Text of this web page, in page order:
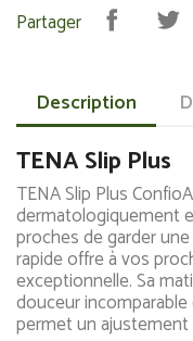
Partager
Description
TENA Slip Plus
TENA Slip Plus
dermatologiquement
proches de garder
rapide offre à vos
exceptionnelle. Sa
douceur
permet un